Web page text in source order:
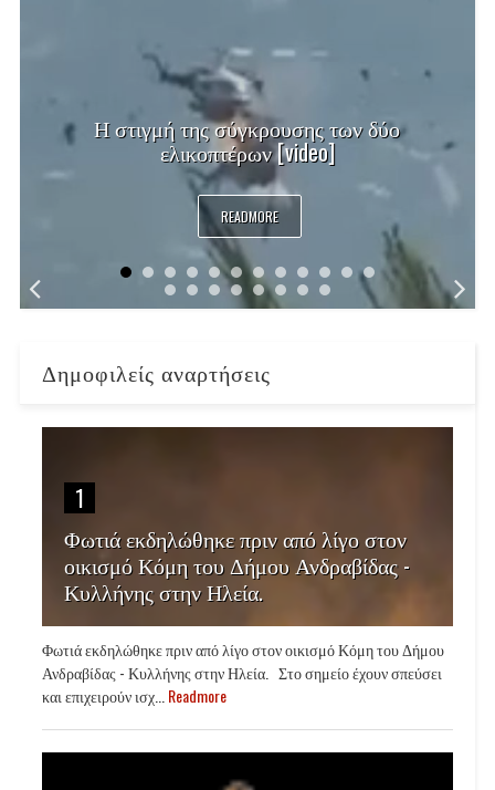
Η στιγμή της σύγκρουσης των δύο
ελικοπτέρων [video]
READMORE
Δημοφιλείς αναρτήσεις
1
Φωτιά εκδηλώθηκε πριν από λίγο στον
οικισμό Κόμη του Δήμου Ανδραβίδας -
Κυλλήνης στην Ηλεία.
Φωτιά εκδηλώθηκε πριν από λίγο στον οικισμό Κόμη του Δήμου
Ανδραβίδας - Κυλλήνης στην Ηλεία. Στο σημείο έχουν σπεύσει
και επιχειρούν ισχ... Readmore